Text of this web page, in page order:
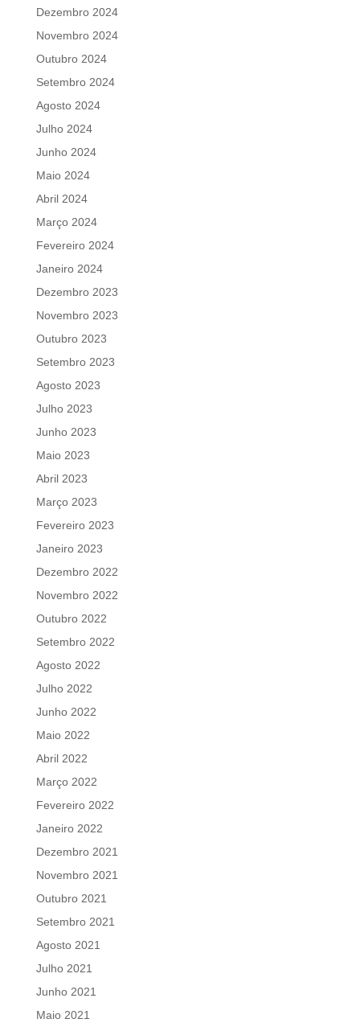
Dezembro 2024
Novembro 2024
Outubro 2024
Setembro 2024
Agosto 2024
Julho 2024
Junho 2024
Maio 2024
Abril 2024
Março 2024
Fevereiro 2024
Janeiro 2024
Dezembro 2023
Novembro 2023
Outubro 2023
Setembro 2023
Agosto 2023
Julho 2023
Junho 2023
Maio 2023
Abril 2023
Março 2023
Fevereiro 2023
Janeiro 2023
Dezembro 2022
Novembro 2022
Outubro 2022
Setembro 2022
Agosto 2022
Julho 2022
Junho 2022
Maio 2022
Abril 2022
Março 2022
Fevereiro 2022
Janeiro 2022
Dezembro 2021
Novembro 2021
Outubro 2021
Setembro 2021
Agosto 2021
Julho 2021
Junho 2021
Maio 2021